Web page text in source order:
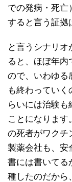
での発病・死亡
すると言う証拠
と言うシナリ
ると、ほぼ年内
ので、いわゆる
も終わっていく
らいには治験
ことになります
の死者がワクチ
製薬会社も、安
書には書いてる
種したのだから